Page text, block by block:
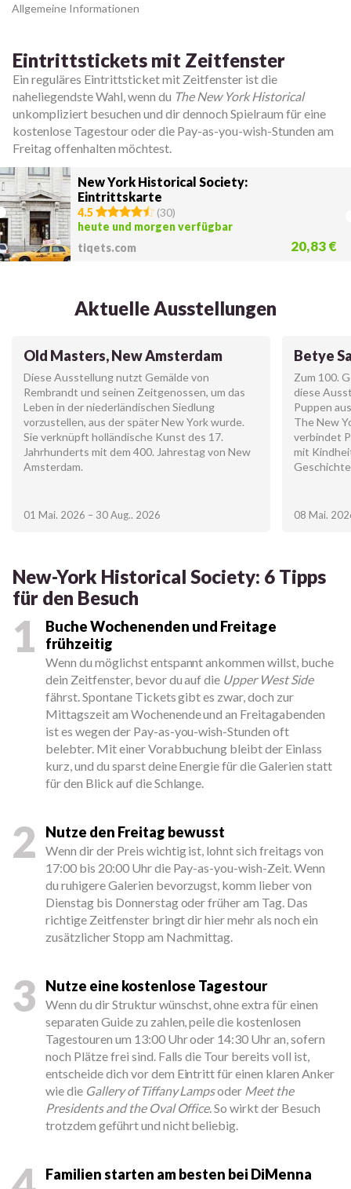
Allgemeine Informationen
Eintrittstickets mit Zeitfenster
Ein reguläres Eintrittsticket mit Zeitfenster ist die
naheliegendste Wahl, wenn du The New York Historical
unkompliziert besuchen und dir dennoch Spielraum für eine
kostenlose Tagestour oder die Pay-as-you-wish-Stunden am
Freitag offenhalten möchtest.
New York Historical Society:
Eintrittskarte
4.5 (30)
heute und morgen verfügbar
tiqets.com
20,83 €
Aktuelle Ausstellungen
Old Masters, New Amsterdam
Diese Ausstellung nutzt Gemälde von
Rembrandt und seinen Zeitgenossen, um das
Leben in der niederländischen Siedlung
vorzustellen, aus der später New York wurde.
Sie verknüpft holländische Kunst des 17.
Jahrhunderts mit dem 400. Jahrestag von New
Amsterdam.
01 Mai. 2026 – 30 Aug.. 2026
Betye
Zum 100.
diese
Puppen
The New
verbindet
mit
08 Mai.
New-York Historical Society: 6 Tipps
für den Besuch
1
Buche Wochenenden und Freitage
frühzeitig
Wenn du möglichst entspannt ankommen willst, buche
dein Zeitfenster, bevor du auf die Upper West Side
fährst. Spontane Tickets gibt es zwar, doch zur
Mittagszeit am Wochenende und an Freitagabenden
ist es wegen der Pay-as-you-wish-Stunden oft
belebter. Mit einer Vorabbuchung bleibt der Einlass
kurz, und du sparst deine Energie für die Galerien statt
für den Blick auf die Schlange.
2 Nutze den Freitag bewusst
Wenn dir der Preis wichtig ist, lohnt sich freitags von
17:00 bis 20:00 Uhr die Pay-as-you-wish-Zeit. Wenn
du ruhigere Galerien bevorzugst, komm lieber von
Dienstag bis Donnerstag oder früher am Tag. Das
richtige Zeitfenster bringt dir hier mehr als noch ein
zusätzlicher Stopp am Nachmittag.
3 Nutze eine kostenlose Tagestour
Wenn du dir Struktur wünschst, ohne extra für einen
separaten Guide zu zahlen, peile die kostenlosen
Tagestouren um 13:00 Uhr oder 14:30 Uhr an, sofern
noch Plätze frei sind. Falls die Tour bereits voll ist,
entscheide dich vor dem Eintritt für einen klaren Anker
wie die Gallery of Tiffany Lampsoder Meet the
Presidents and the Oval Office. So wirkt der Besuch
trotzdem geführt und nicht beliebig.
Familien starten am besten bei DiMenna